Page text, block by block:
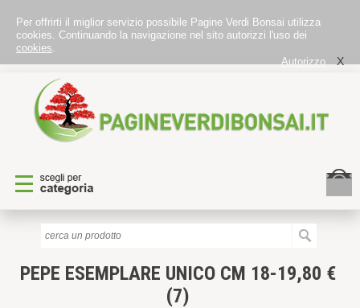
Per offrirti il miglior servizio possibile Pagine Verdi Bonsai utilizza
cookies. Continuando la navigazione nel sito autorizzi l'uso dei
cookies.
Autorizzo
X
PEPE ESEMPLARE UNICO CM 18-19,80 €
(7)